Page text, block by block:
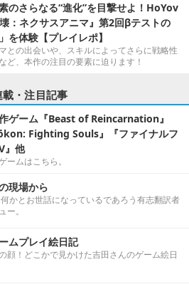
のさらなる“進化”を目撃せよ！HoYov
：ネクサスアニマ』第2回βテストの
を体験【プレイレポ】
との出会いや、スキルによってさらに戦略性
ど、本作の注目の要素に迫ります！
載・注目記事
ゲーム『Beast of Reincarnation』
Fighting Souls』『ファイナルフ
』他
ームはこちら。
現場から
かとお世話になっているであろう有志翻訳者
ー。
ムプレイ絵日記
顔！どこかで見かけた吉田さんのゲーム絵日